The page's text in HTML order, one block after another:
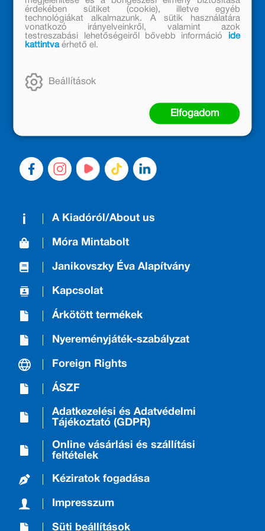
Kiadónk generációkat ajándékozott és ajándékoz meg az
olvasás örömével, olvasni szerető gyerekekből olvasni
szerető felnőttek lettek, akik mindezt továbbadták a
A Kiadóról/About us
Móra Mintabolt
Janikovszky Éva Alapítvány
Kapcsolat
Árkötött termékek
Nyereményjáték-szabályzat
Foreign Rights
ÁSZF
Adatkezelési és Adatvédelmi
Tájékoztató (GDPR)
Online vásárlási és szállítási
feltételek
Kéziratok fogadása
Impresszum
Süti beállítások
érdekében sütiket (cookie), illetve egyéb
technológiákat alkalmazunk. A sütik használatára
vonatkozó irányelveinkről, valamint azok
testreszabási lehetőségeiről bővebb információ
ide
kattintvaérhető el.
Beállítások
Elfogadom